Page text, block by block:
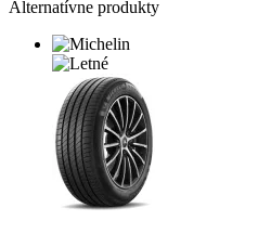
Alternatívne produkty